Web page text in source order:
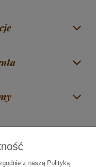
Zawadzka 38 | 18-400 Łomża |
sklep@rajherbaty.pl
z naszą Polityką